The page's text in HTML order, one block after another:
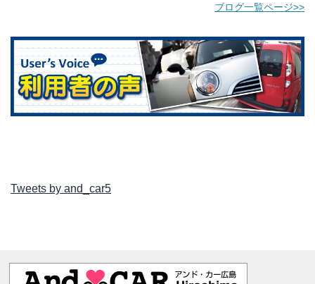
ブログ一覧ページ>>
Tweets by and_car5